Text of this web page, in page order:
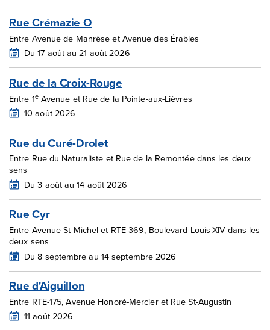
Rue Crémazie O
Entre Avenue de Manrèse et Avenue des Érables
Du 17 août au 21 août 2026
Rue de la Croix-Rouge
Entre 1eAvenue et Rue de la Pointe-aux-Lièvres
10 août 2026
Rue du Curé-Drolet
Entre Rue du Naturaliste et Rue de la Remontée dans les deux
sens
Du 3 août au 14 août 2026
Rue Cyr
Entre Avenue St-Michel et RTE-369, Boulevard Louis-XIV dans les
deux sens
Du 8 septembre au 14 septembre 2026
Rue d'Aiguillon
Entre RTE-175, Avenue Honoré-Mercier et Rue St-Augustin
11 août 2026